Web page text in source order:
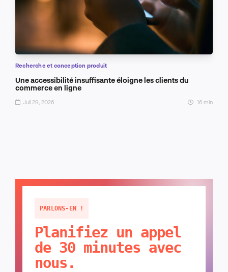
Recherche et conception produit
Une accessibilité insuffisante éloigne les clients du
commerce en ligne
Juil 29, 2026 16 min
PARLONS-EN !
Planifiez un appel
de 30 minutes avec
nous.